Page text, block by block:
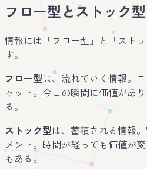
フロー型とストック型
情報には「フロー型」と「スト
す。
フロー型は、流れていく情報。
ャット。今この瞬間に価値があ
る。
ストック型は、蓄積される情報
メント。時間が経っても価値が
もある。